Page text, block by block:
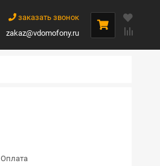
заказать звонок
zakaz@vdomofony.ru
Оплата